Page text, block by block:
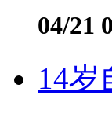
04/21
14岁